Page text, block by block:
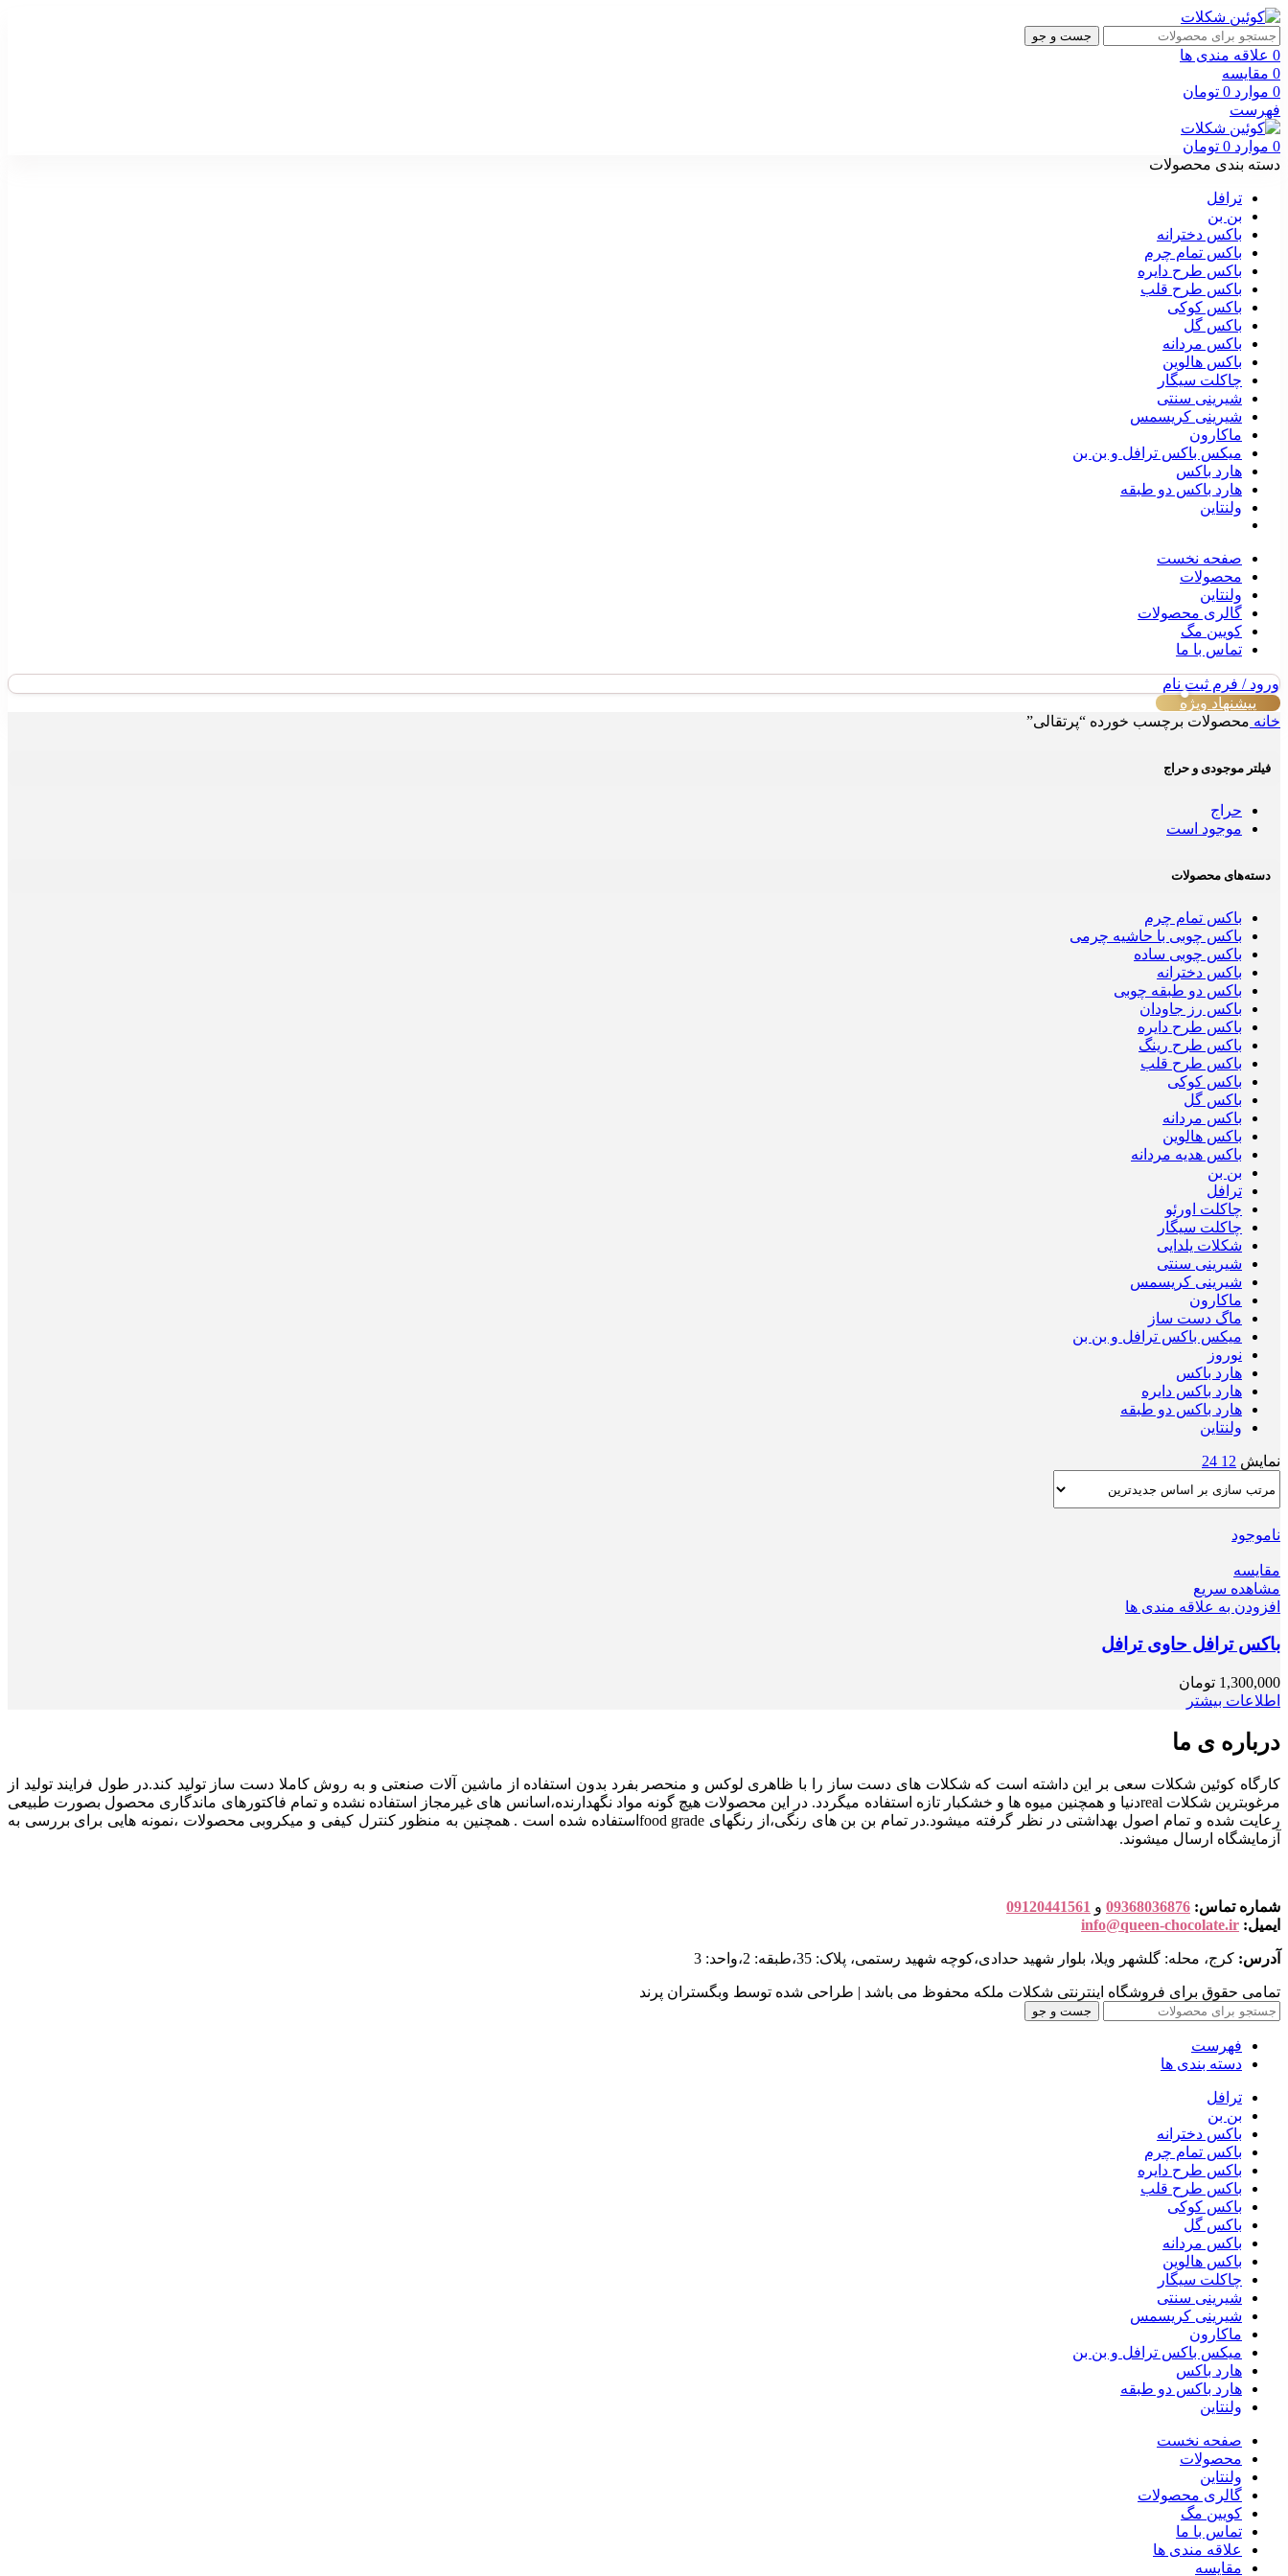
جست و جو
0 علاقه مندی ها
0 مقایسه
0 موارد 0 تومان
فهرست
0 موارد 0 تومان
دسته بندی محصولات
ترافل
بن بن
باکس دخترانه
باکس تمام چرم
باکس طرح دایره
باکس طرح قلب
باکس کوکی
باکس گل
باکس مردانه
باکس هالوین
چاکلت سیگار
شیرینی سنتی
شیرینی کریسمس
ماکارون
میکس باکس ترافل و بن بن
هارد باکس
هارد باکس دو طبقه
ولنتاین
صفحه نخست
محصولات
ولنتاین
گالری محصولات
کویین مگ
تماس با ما
ورود / فرم ثبت نام
پیشنهاد ویژه
خانه محصولات برچسب خورده “پرتقالی”
فیلتر موجودی و حراج
حراج
موجود است
دسته‌های محصولات
باکس تمام چرم
باکس چوبی با حاشیه چرمی
باکس چوبی ساده
باکس دخترانه
باکس دو طبقه چوبی
باکس رز جاودان
باکس طرح دایره
باکس طرح رینگ
باکس طرح قلب
باکس کوکی
باکس گل
باکس مردانه
باکس هالوین
باکس هدیه مردانه
بن بن
ترافل
چاکلت اورئو
چاکلت سیگار
شکلات یلدایی
شیرینی سنتی
شیرینی کریسمس
ماکارون
ماگ دست ساز
میکس باکس ترافل و بن بن
نوروز
هارد باکس
هارد باکس دایره
هارد باکس دو طبقه
ولنتاین
نمایش 12
24
ناموجود
مقایسه
مشاهده سریع
افزودن به علاقه مندی ها
باکس ترافل حاوی ترافل
1,300,000 تومان
اطلاعات بیشتر
درباره ی ما
کارگاه کوئین شکلات سعی بر این داشته است که شکلات های دست ساز را با ظاهری لوکس و منحصر بفرد بدون استفاده از ماشین آلات صنعتی و به روش کاملا دست ساز تولید کند.در طول فرایند تولید از
مرغوبترین شکلات realدنیا و همچنین میوه ها و خشکبار تازه استفاده میگردد. در این محصولات هیچ گونه مواد نگهدارنده،اسانس های غیرمجاز استفاده نشده و تمام فاکتورهای ماندگاری محصول بصورت طبیعی
رعایت شده و تمام اصول بهداشتی در نظر گرفته میشود.در تمام بن بن های رنگی،از رنگهای food gradeاستفاده شده است . همچنین به منظور کنترل کیفی و میکروبی محصولات ،نمونه هایی برای بررسی به
آزمایشگاه ارسال میشوند.
شماره تماس: 09368036876 و 09120441561
ایمیل: info@queen-chocolate.ir
آدرس: کرج، محله: گلشهر ویلا، بلوار شهید حدادی،کوچه شهید رستمی، پلاک: 35،طبقه: 2،واحد: 3
تمامی حقوق برای فروشگاه اینترنتی شکلات ملکه محفوظ می باشد | طراحی شده توسط وبگستران پرند
جست و جو
فهرست
دسته بندی ها
ترافل
بن بن
باکس دخترانه
باکس تمام چرم
باکس طرح دایره
باکس طرح قلب
باکس کوکی
باکس گل
باکس مردانه
باکس هالوین
چاکلت سیگار
شیرینی سنتی
شیرینی کریسمس
ماکارون
میکس باکس ترافل و بن بن
هارد باکس
هارد باکس دو طبقه
ولنتاین
صفحه نخست
محصولات
ولنتاین
گالری محصولات
کویین مگ
تماس با ما
علاقه مندی ها
مقایسه